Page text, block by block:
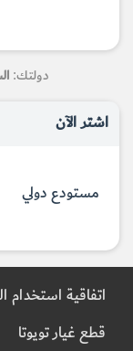
دولتك:
اشتر الآن
مستودع دولي
اتفاقية استخدام
قطع غيار تويوتا